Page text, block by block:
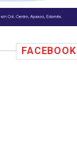
FACEBOOK